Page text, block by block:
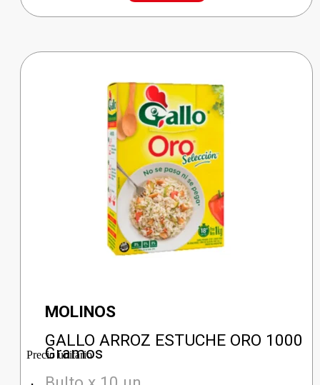
cantidad
MOLINOS
GALLO ARROZ ESTUCHE ORO 1000
Gramos
Precio unitario